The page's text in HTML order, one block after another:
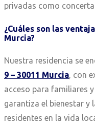
privadas como
¿Cuáles son las
Murcia?
Nuestra residencia se
9 – 30011 Murcia, con
acceso para familiares
garantiza el bienestar y
residentes en la vida